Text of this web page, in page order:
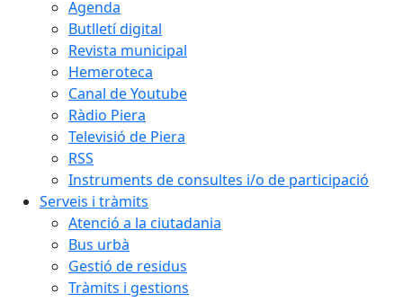
Agenda
Butlletí digital
Revista municipal
Hemeroteca
Canal de Youtube
Ràdio Piera
Televisió de Piera
RSS
Instruments de consultes i/o de participació
Serveis i tràmits
Atenció a la ciutadania
Bus urbà
Gestió de residus
Tràmits i gestions